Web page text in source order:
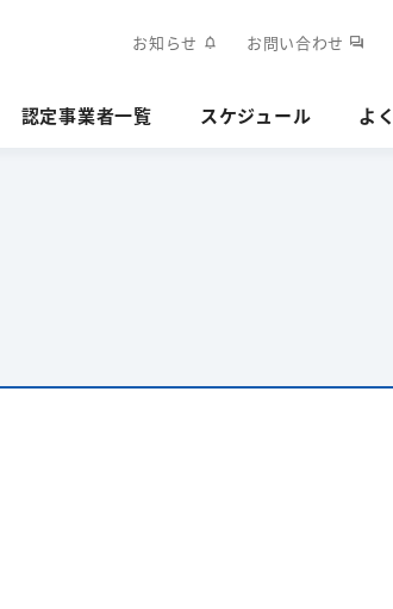
お知らせ notifications お問い合わせ forum
認定事業者一覧 スケジュール よ